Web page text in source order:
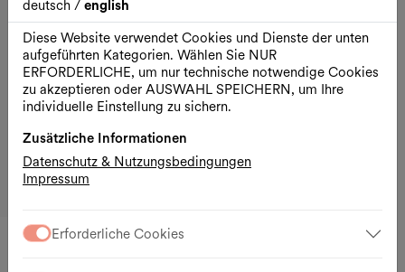
Kontakt
Museumsplatz 1
1070 Wien
T. +43 1 523 58 81-1720
office@mqw.at
Ihr Besuch
Anreise
Google Maps
deutsch / english
Diese Website verwendet Cookies und Dienste der unten
aufgeführten Kategorien. Wählen Sie NUR
ERFORDERLICHE, um nur technische notwendige Cookies
zu akzeptieren oder AUSWAHL SPEICHERN, um Ihre
individuelle Einstellung zu sichern.
Zusätzliche Informationen
Datenschutz & Nutzungsbedingungen
Impressum
Erforderliche Cookies